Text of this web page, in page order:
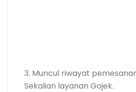
3. Muncul riwayat
Sekalian layanan Gojek.